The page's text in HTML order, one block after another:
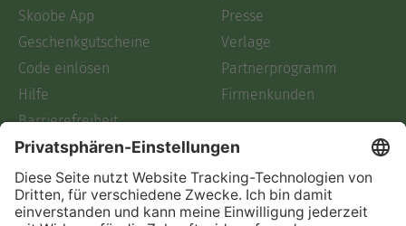
Skoobe App
Geschenkgutscheine
Code einlösen
Hilfe
Barrierefreiheit
Login
Skoobe liest
Presse
Verlage
Partnerprogramm
Firmenkunden